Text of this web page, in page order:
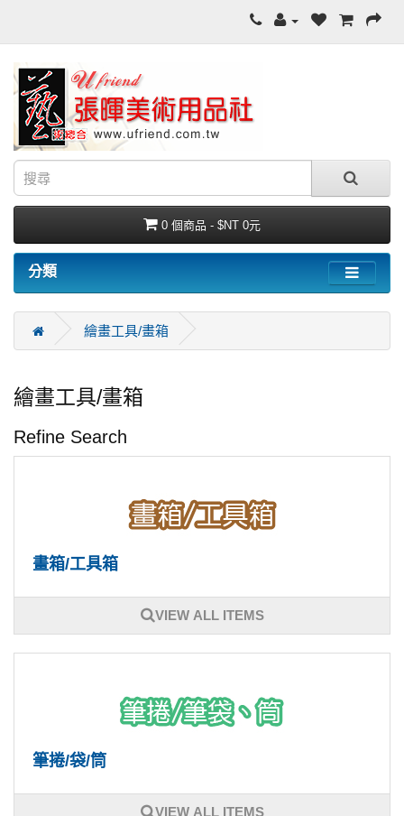
0 個商品 - $NT 0元
分類
繪畫工具/畫箱
繪畫工具/畫箱
Refine Search
畫箱/工具箱
VIEW ALL ITEMS
筆捲/袋/筒
VIEW ALL ITEMS